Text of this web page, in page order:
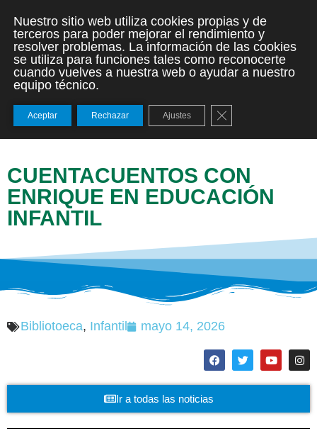
CUENTACUENTOS CON
ENRIQUE EN EDUCACIÓN
INFANTIL
Bibliotoeca, Infantil mayo 14, 2026
Ir a todas las noticias
Nuestro sitio web utiliza cookies propias y de
terceros para poder mejorar el rendimiento y
resolver problemas. La información de las cookies
se utiliza para funciones tales como reconocerte
cuando vuelves a nuestra web o ayudar a nuestro
equipo técnico.
Aceptar Rechazar Ajustes Cerrar el banner de